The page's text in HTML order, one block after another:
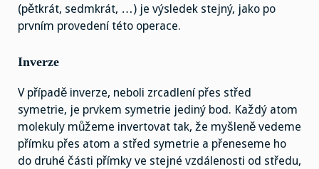
(pětkrát, sedmkrát, …) je výsledek stejný, jako po
prvním provedení této operace.
Inverze
V případě inverze, neboli zrcadlení přes střed
symetrie, je prvkem symetrie jediný bod. Každý atom
molekuly můžeme invertovat tak, že myšleně vedeme
přímku přes atom a střed symetrie a přeneseme ho
do druhé části přímky ve stejné vzdálenosti od středu,